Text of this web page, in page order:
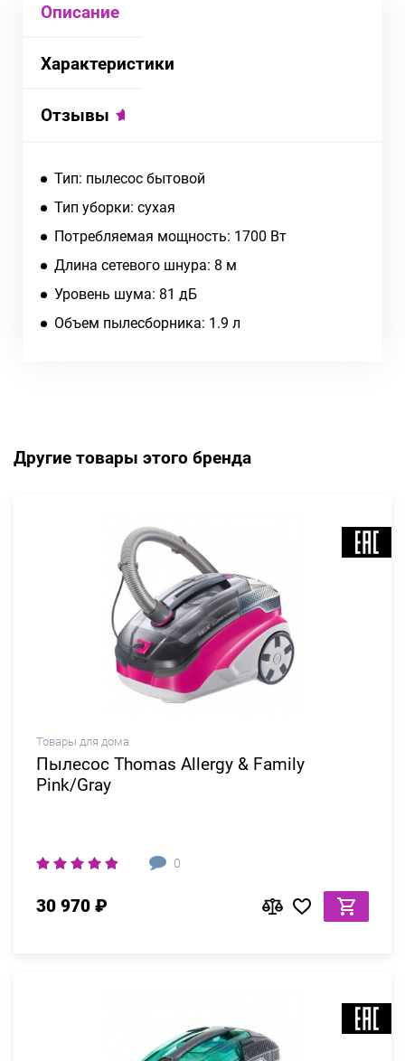
Описание
Характеристики
Отзывы
Тип: пылесос бытовой
Тип уборки: сухая
Потребляемая мощность: 1700 Вт
Длина сетевого шнура: 8 м
Уровень шума: 81 дБ
Объем пылесборника: 1.9 л
Другие товары этого бренда
Товары для дома
Пылесос Thomas Allergy & Family
Pink/Gray
0
30 970 ₽